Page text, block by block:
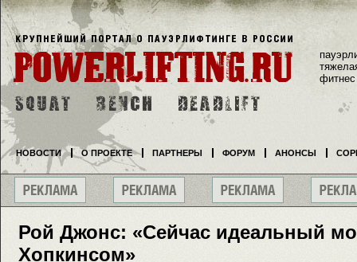
Рой Джонс: «Сейчас идеальный
Хопкинсом»
фитнес
НОВОСТИ О ПРОЕКТЕ ПАРТНЕРЫ ФОРУМ АНОНСЫ